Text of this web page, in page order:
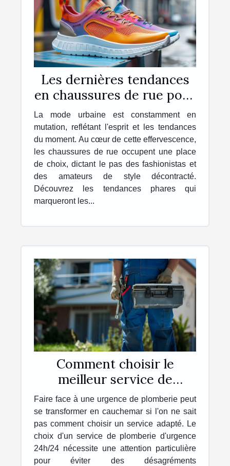
Les dernières tendances
en chaussures de rue pour
la saison à venir
La mode urbaine est constamment en
mutation, reflétant l'esprit et les tendances
du moment. Au cœur de cette effervescence,
les chaussures de rue occupent une place
de choix, dictant le pas des fashionistas et
des amateurs de style décontracté.
Découvrez les tendances phares qui
marqueront les...
Comment choisir le
meilleur service de
plomberie d'urgence
24h/24
Faire face à une urgence de plomberie peut
se transformer en cauchemar si l'on ne sait
pas comment choisir un service adapté. Le
choix d'un service de plomberie d'urgence
24h/24 nécessite une attention particulière
pour éviter des désagréments